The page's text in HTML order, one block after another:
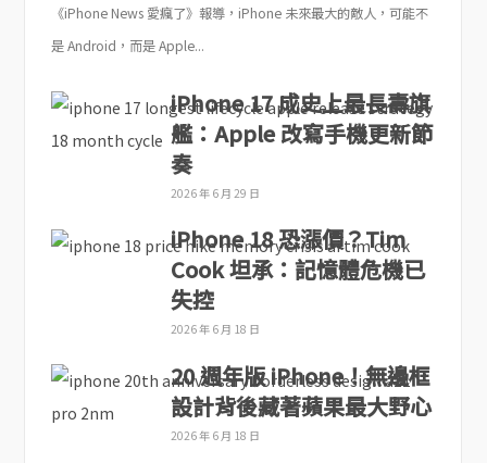
《iPhone News 愛瘋了》報導，iPhone 未來最大的敵人，可能不
是 Android，而是 Apple...
iPhone 17 成史上最長壽旗
艦：Apple 改寫手機更新節
奏
2026 年 6 月 29 日
iPhone 18 恐漲價？Tim
Cook 坦承：記憶體危機已
失控
2026 年 6 月 18 日
20 週年版 iPhone！無邊框
設計背後藏著蘋果最大野心
2026 年 6 月 18 日